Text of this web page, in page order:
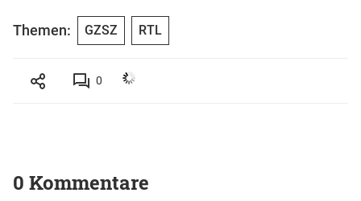
Themen: GZSZ RTL
0
0 Kommentare